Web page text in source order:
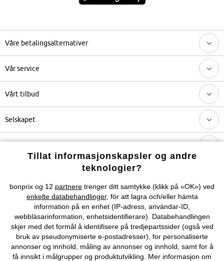
Våre betalingsalternativer
Vår service
Vårt tilbud
Selskapet
Kjøpsvilkår Personopplysninger Cookie-innstillinger
Om Oss Angre kjøp
Tillat informasjonskapsler og andre
teknologier?
bonprix og 12 partnere trenger ditt samtykke (klikk på «OK») ved
enkelte databehandlinger, för att lagra och/eller hämta
information på en enhet (IP-adress, användar-ID,
webbläsarinformation, enhetsidentifierare). Databehandlingen
skjer med det formål å identifisere på tredjepartssider (også ved
bruk av pseudonymiserte e-postadresser), for personaliserte
annonser og innhold, måling av annonser og innhold, samt for å
få innsikt i målgrupper og produktutvikling. Mer informasjon om